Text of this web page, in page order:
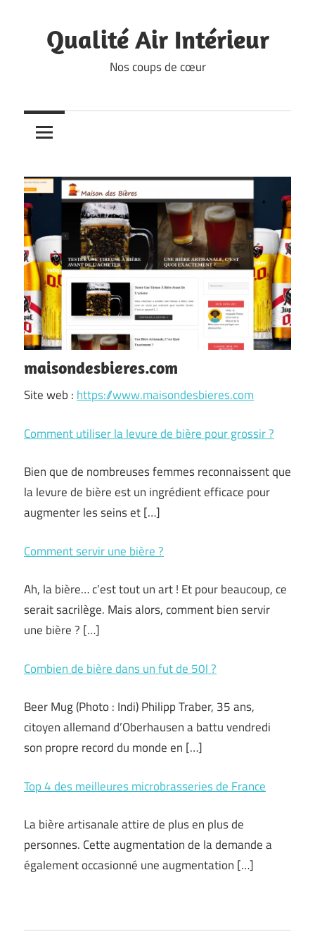
contentQualité Air Intérieur
Nos coups de cœur
maisondesbieres.com
Site web : https://www.maisondesbieres.com
Comment utiliser la levure de bière pour grossir ?
Bien que de nombreuses femmes reconnaissent que
la levure de bière est un ingrédient efficace pour
augmenter les seins et […]
Comment servir une bière ?
Ah, la bière… c’est tout un art ! Et pour beaucoup, ce
serait sacrilège. Mais alors, comment bien servir
une bière ? […]
Combien de bière dans un fut de 50l ?
Beer Mug (Photo : Indi) Philipp Traber, 35 ans,
citoyen allemand d’Oberhausen a battu vendredi
son propre record du monde en […]
Top 4 des meilleures microbrasseries de France
La bière artisanale attire de plus en plus de
personnes. Cette augmentation de la demande a
également occasionné une augmentation […]